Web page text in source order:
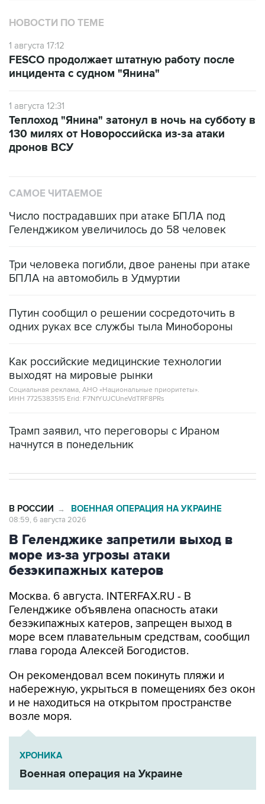
НОВОСТИ ПО ТЕМЕ
1 августа 17:12
FESCO продолжает штатную работу после
инцидента с судном "Янина"
1 августа 12:31
Теплоход "Янина" затонул в ночь на субботу в
130 милях от Новороссийска из-за атаки
дронов ВСУ
САМОЕ ЧИТАЕМОЕ
Число пострадавших при атаке БПЛА под
Геленджиком увеличилось до 58 человек
Три человека погибли, двое ранены при атаке
БПЛА на автомобиль в Удмуртии
Путин сообщил о решении сосредоточить в
одних руках все службы тыла Минобороны
Как российские медицинские технологии
выходят на мировые рынки
Социальная реклама, АНО «Национальные приоритеты».
ИНН 7725383515 Erid: F7NfYUJCUneVdTRF8PRs
Трамп заявил, что переговоры с Ираном
начнутся в понедельник
В РОССИИ → ВОЕННАЯ ОПЕРАЦИЯ НА УКРАИНЕ
08:59, 6 августа 2026
В Геленджике запретили выход в
море из-за угрозы атаки
безэкипажных катеров
Москва. 6 августа. INTERFAX.RU - В
Геленджике объявлена опасность атаки
безэкипажных катеров, запрещен выход в
море всем плавательным средствам, сообщил
глава города Алексей Богодистов.
Он рекомендовал всем покинуть пляжи и
набережную, укрыться в помещениях без окон
и не находиться на открытом пространстве
возле моря.
ХРОНИКА
Военная операция на Украине